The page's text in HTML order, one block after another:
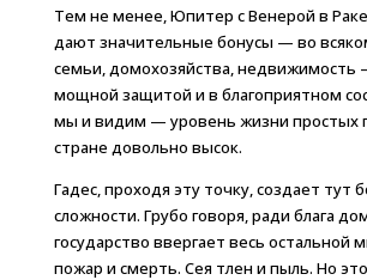
Тем не менее, Юпитер с Венерой в
дают значительные бонусы — во
семьи, домохозяйства, недвижимость
мощной защитой и в благоприятном
мы и видим — уровень жизни простых
стране довольно высок.
Гадес, проходя эту точку, создает тут
сложности. Грубо говоря, ради блага
государство ввергает весь остальной
пожар и смерть. Сея тлен и пыль. Но